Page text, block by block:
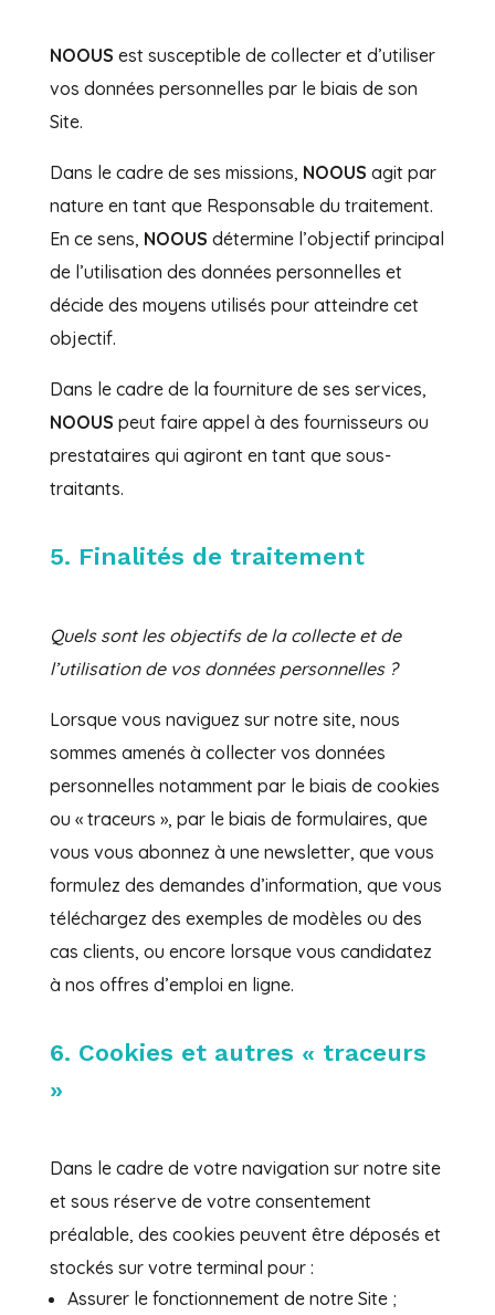
NOOUS est susceptible de collecter et d’utiliser
vos données personnelles par le biais de son
Site.
Dans le cadre de ses missions, NOOUS agit par
nature en tant que Responsable du traitement.
En ce sens, NOOUS détermine l’objectif principal
de l’utilisation des données personnelles et
décide des moyens utilisés pour atteindre cet
objectif.
Dans le cadre de la fourniture de ses services,
NOOUS peut faire appel à des fournisseurs ou
prestataires qui agiront en tant que sous-
traitants.
5. Finalités de traitement
Quels sont les objectifs de la collecte et de
l’utilisation de vos données personnelles ?
Lorsque vous naviguez sur notre site, nous
sommes amenés à collecter vos données
personnelles notamment par le biais de cookies
ou « traceurs », par le biais de formulaires, que
vous vous abonnez à une newsletter, que vous
formulez des demandes d’information, que vous
téléchargez des exemples de modèles ou des
cas clients, ou encore lorsque vous candidatez
à nos offres d’emploi en ligne.
6. Cookies et autres « traceurs
»
Dans le cadre de votre navigation sur notre site
et sous réserve de votre consentement
préalable, des cookies peuvent être déposés et
stockés sur votre terminal pour :
Assurer le fonctionnement de notre Site ;